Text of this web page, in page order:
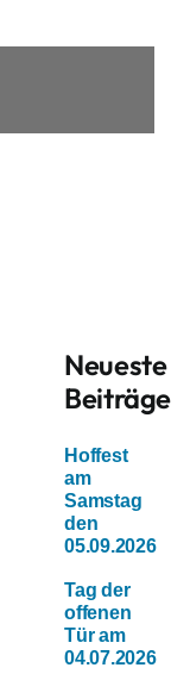
Neueste
Beiträge
Hoffest
am
Samstag
den
05.09.2026
Tag der
offenen
Tür am
04.07.2026